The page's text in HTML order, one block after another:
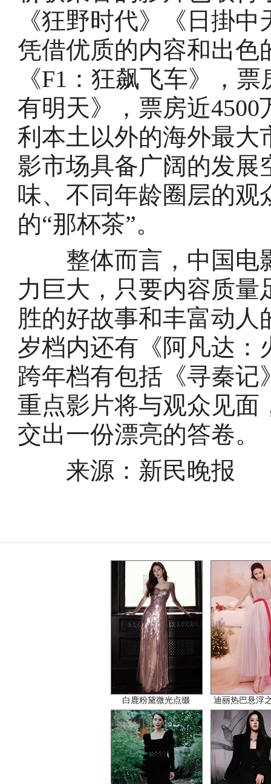
《狂野时代》《日掛
凭借优质的内容和出色
《F1：狂飙飞车》，
有明天》，票房近
利本土以外的海外最
影市场具备广阔的发展
味、不同年龄圈层的观
的“那杯茶”。
整体而言，中国电
力巨大，只要内容质
胜的好故事和丰富动
岁档内还有《阿凡达：
跨年档有包括《寻秦
重点影片将与观众见面
交出一份漂亮的答卷。
来源：新民晚报
白鹿粉黛微光点缀 迪丽热巴悬浮